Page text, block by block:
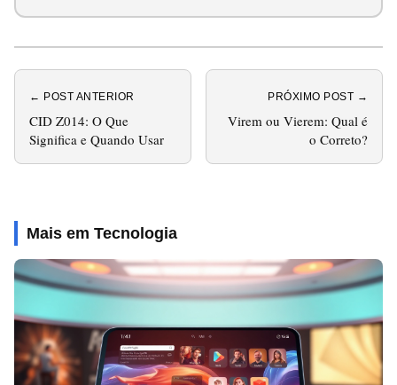
← POST ANTERIOR
CID Z014: O Que
Significa e Quando Usar
PRÓXIMO POST →
Virem ou Vierem: Qual é
o Correto?
Mais em Tecnologia